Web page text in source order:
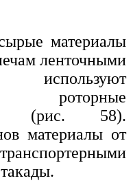
материалы
ленточными
используют
роторные
(рис. 58).
материалы от